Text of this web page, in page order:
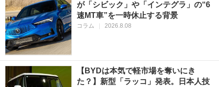
が「シビック」や「インテグラ」の“6
速MT車”を一時休止する背景
コラム 2026.8.08
【BYDは本気で軽市場を奪いにき
た？】新型「ラッコ」発表。日本人技